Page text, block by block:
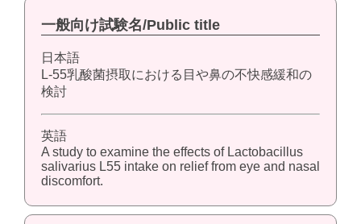
一般向け試験名/Public title
日本語
L-55乳酸菌摂取における目や鼻の不快感緩和の
検討
英語
A study to examine the effects of Lactobacillus
salivarius L55 intake on relief from eye and nasal
discomfort.